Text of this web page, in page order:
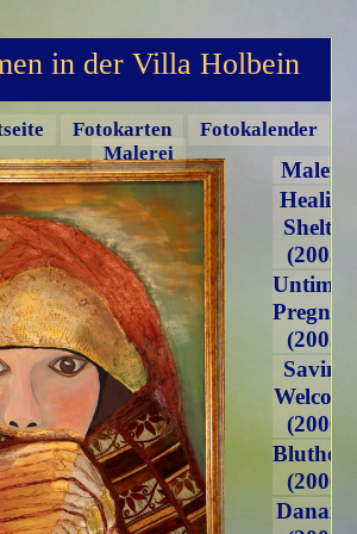
in der Villa Holbein
Navigation
überspringen
Fotokarten
Fotokalender
Malerei
Malerei
Healing
Shelter
(2005)
(2005)
Saving
(2006)
(2006)